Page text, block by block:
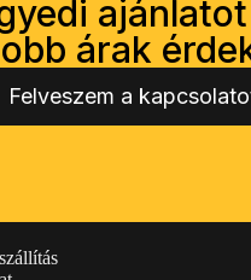
árak
Felveszem a